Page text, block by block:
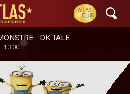
- DK TALE
13:00
front02 075459